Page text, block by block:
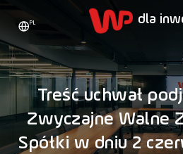
WP HOLDING
O NAS
Kim jesteśmy
Strategia rozwoju
DLA INWESTORÓW
AKCJE
Bieżące notowania
REKLAMA
KARIERA
PL
Treść uchwał
Zwyczajne Walne
Spółki w dniu 2